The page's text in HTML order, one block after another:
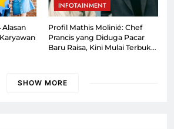
Alasan
INFOTAINMENT
Profil Mathis Molinié: Chef
Prancis yang Diduga Pacar
Baru Raisa, Kini Mulai Terbuka
SHOW MORE